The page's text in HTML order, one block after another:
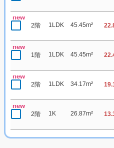
new
2階 1LDK 45.45m²
new
1階 1LDK 45.45m²
new
2階 1LDK 34.17m²
new
2階 1K 26.87m²